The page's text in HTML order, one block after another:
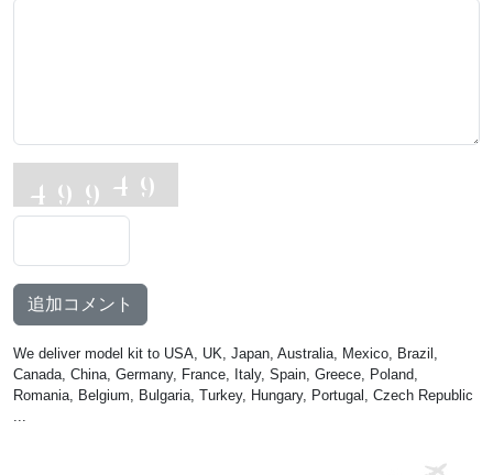
追加コメント
We deliver model kit to USA, UK, Japan, Australia, Mexico, Brazil,
Canada, China, Germany, France, Italy, Spain, Greece, Poland,
Romania, Belgium, Bulgaria, Turkey, Hungary, Portugal, Czech Republic